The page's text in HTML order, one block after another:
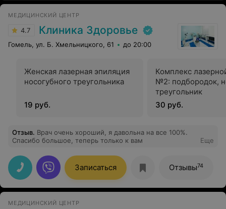
МЕДИЦИНСКИЙ ЦЕНТР
4.7 Клиника Здоровье
Гомель, ул. Б. Хмельницкого, 61 до 20:00
Женская лазерная эпиляция
носогубного треугольника
19 руб.
Комплекс
№2: подбородок,
треугольник
30 руб.
Отзыв. Врач очень хороший, я давольна на все 100%.
Спасибо большое, теперь только к вам
Еще
Записаться Отзывы74
МЕДИЦИНСКИЙ ЦЕНТР